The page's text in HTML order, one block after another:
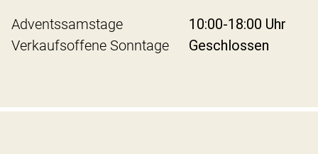
Adventssamstage
10:00-18:00 Uhr
Verkaufsoffene Sonntage
Geschlossen